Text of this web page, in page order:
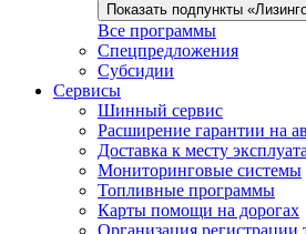
Показать подпункты
Все программы
Спецпредложения
Субсидии
Сервисы
Шинный сервис
Расширение гарантии на
Доставка к месту
Мониторинговые системы
Топливные программы
Карты помощи на дорогах
Организация регистрации